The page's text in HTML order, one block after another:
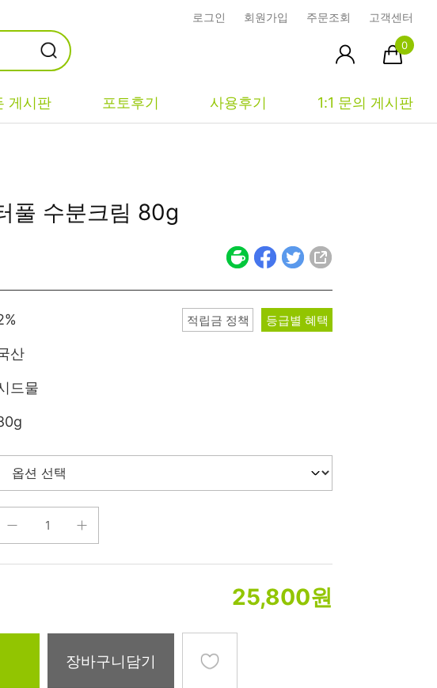
로그인 회원가입 주문조회 고객센터
0
게시판 포토후기 사용후기 1:1 문의 게시판
IGF
산
라
건성
지성
상품문의
시드물통신
전 어떻게 써요?
포토사용 후기
장바구니
최근본상품
위시리스트
풀 수분크림 80g
적립금 정책 등급별 혜택
산
드물
25,800원
장바구니담기